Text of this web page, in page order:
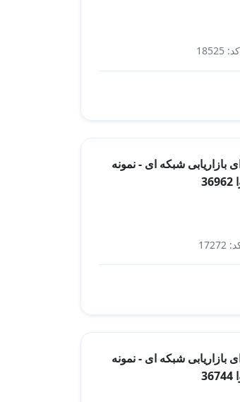
بازاریابی شبکه ای - نمونه
بازاریابی شبکه ای - نمونه